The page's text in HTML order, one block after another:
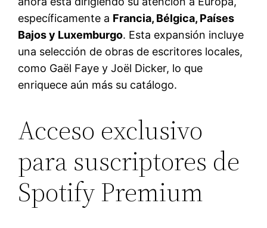
específicamente a Francia, Bélgica, Países
Bajos y Luxemburgo. Esta expansión incluye
una selección de obras de escritores locales,
como Gaël Faye y Joël Dicker, lo que
enriquece aún más su catálogo.
Acceso exclusivo
para suscriptores de
Spotify Premium